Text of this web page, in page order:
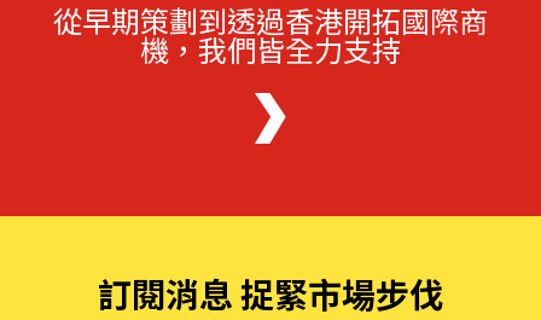
從早期策劃到透過香港開拓國際商
機，我們皆全力支持
訂閱消息 捉緊市場步伐